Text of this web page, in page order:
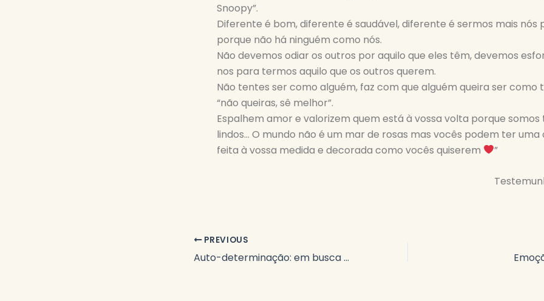
Snoopy”.
Diferente é bom, diferente é saudável, diferente é sermos mais nós
porque não há ninguém como nós.
Não devemos odiar os outros por aquilo que eles têm, devemos
nos para termos aquilo que os outros querem.
Não tentes ser como alguém, faz com que alguém queira ser como
“não queiras, sê melhor”.
Espalhem amor e valorizem quem está à vossa volta porque somos
lindos… O mundo não é um mar de rosas mas vocês podem ter uma
feita à vossa medida e decorada como vocês quiserem
”
PREVIOUS
Auto-determinação: em busca da conquista individual